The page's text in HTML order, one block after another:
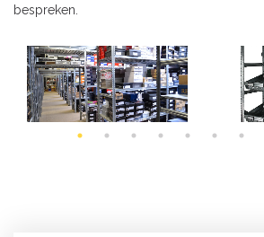
bespreken.